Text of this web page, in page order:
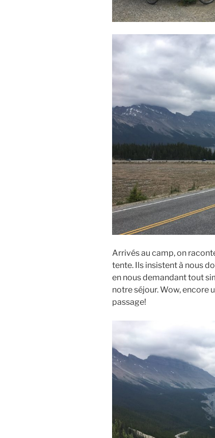
Arrivés au camp, on
tente. Ils insistent à nous
en nous demandant tout
notre séjour. Wow, encore
passage!